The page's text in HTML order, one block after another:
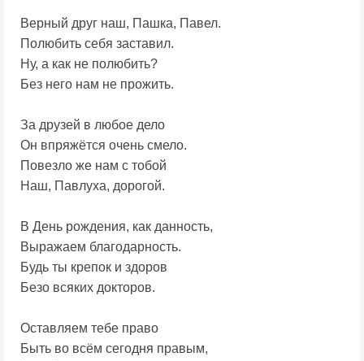
Верный друг наш, Пашка, Павел.
Полюбить себя заставил.
Ну, а как не полюбить?
Без него нам не прожить.
За друзей в любое дело
Он впряжётся очень смело.
Повезло же нам с тобой
Наш, Павлуха, дорогой.
В День рождения, как данность,
Выражаем благодарность.
Будь ты крепок и здоров
Безо всяких докторов.
Оставляем тебе право
Быть во всём сегодня правым,